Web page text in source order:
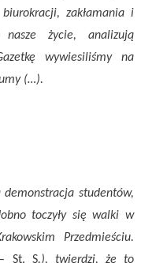
zakłamania i
życie, analizują
wywiesiliśmy na
(…).
demonstracja studentów,
toczyły się walki w
Przedmieściu.
St. S.), twierdzi, że to